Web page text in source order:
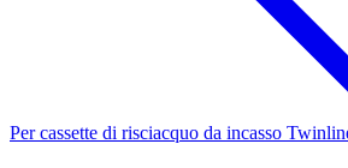
Per cassette di risciacquo da incasso